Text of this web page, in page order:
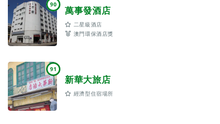
90 萬事發酒店
二星級酒店
澳門環保酒店獎
91
新華大旅店
經濟型住宿場所